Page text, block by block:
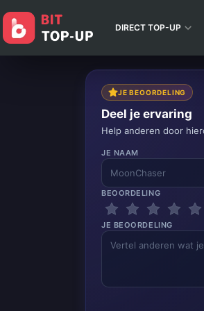
DIRECT TOP-UP
JE BEOORDELING
Deel je ervaring
Help anderen door
JE NAAM
BEOORDELING
JE BEOORDELING